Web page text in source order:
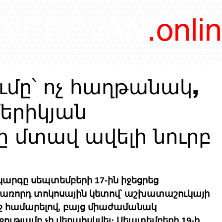
ոչ հաղթանակ,
մտավ ավելի նուրբ
սեպտեմբերի 17-ին իջեցրեց
տոկոսային կետով՝ աշխատաշուկայի
համարելով, բայց միաժամանակ